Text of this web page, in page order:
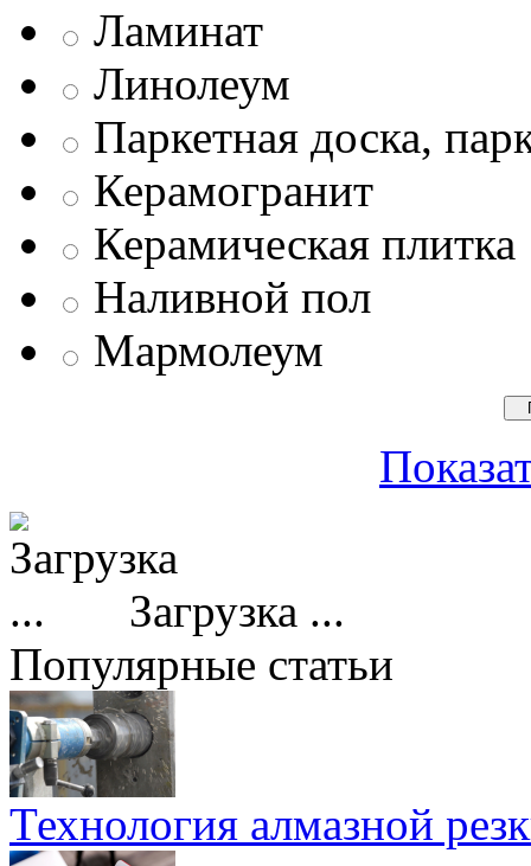
Ламинат
Линолеум
Паркетная доска,
Керамогранит
Керамическая плитка
Наливной пол
Мармолеум
Загрузка ...
Популярные статьи
Технология алмазной